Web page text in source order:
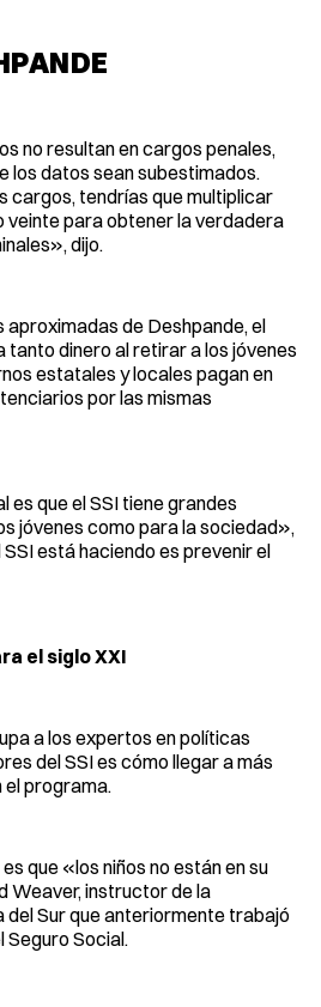
no resultan en cargos penales,
los datos sean subestimados.
cargos, tendrías que multiplicar
veinte para obtener la verdadera
dijo.
aproximadas de Deshpande, el
dinero al retirar a los jóvenes
estatales y locales pagan en
por las mismas
es que el SSI tiene grandes
jóvenes como para la sociedad»,
está haciendo es prevenir el
el siglo XXI
a los expertos en políticas
del SSI es cómo llegar a más
el programa.
que «los niños no están en su
Weaver, instructor de la
del Sur que anteriormente trabajó
Seguro Social.